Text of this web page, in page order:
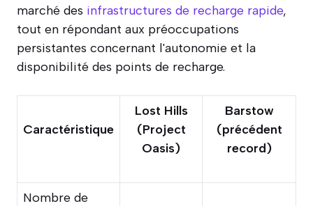
marché des infrastructures de recharge rapide,
tout en répondant aux préoccupations
persistantes concernant l'autonomie et la
disponibilité des points de recharge.
Caractéristique
Lost Hills
(Project
Oasis)
Barstow
(précédent
record)
Nombre de